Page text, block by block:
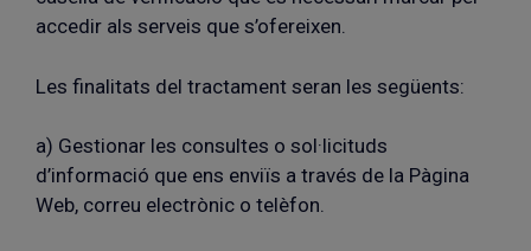
accedir als serveis que s’ofereixen.
Les finalitats del tractament seran les següents:
a) Gestionar les consultes o sol·licituds
d’informació que ens enviïs a través de la Pàgina
Web, correu electrònic o telèfon.